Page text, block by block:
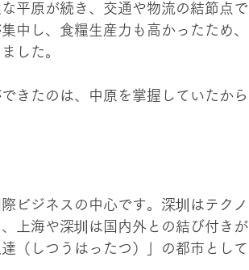
平原が続き、交通や物流の結節点で
中し、食糧生産力も高かったため、
した。
きたのは、中原を掌握していたから
ビジネスの中心です。深圳はテクノ
上海や深圳は国内外との結び付きが
（しつうはったつ）」の都市として